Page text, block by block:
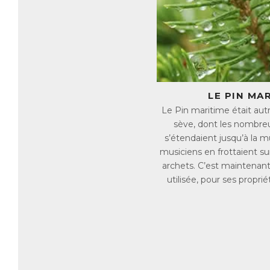
Il
→
→
→
→
LE PIN
Le Pin maritime était
sève, dont les
s’étendaient jusqu’à la
musiciens en frottaient
archets. C’est
utilisée, pour ses